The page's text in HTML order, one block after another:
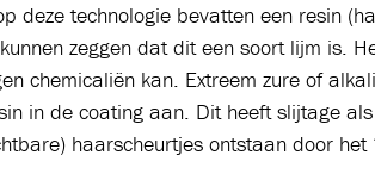
deze technologie bevatten een resin
zeggen dat dit een soort lijm is.
chemicaliën kan. Extreem zure of
in de coating aan. Dit heeft slijtage als
haarscheurtjes ontstaan door het